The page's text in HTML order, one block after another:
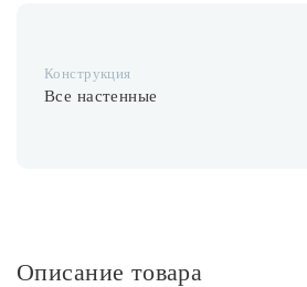
Конструкция
Все настенные
Описание товара